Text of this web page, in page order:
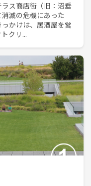
ス商店街（旧：沼垂
滅の危機にあった
かけは、居酒屋を営
クリ...